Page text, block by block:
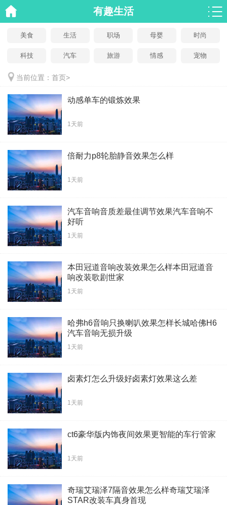
有趣生活
美食 生活 职场 母婴 时尚
科技 汽车 旅游 情感 宠物
当前位置： 首页>
动感单车的锻炼效果
1天前
倍耐力p8轮胎静音效果怎么样
1天前
汽车音响音质差最佳调节效果汽车音响不
好听
1天前
本田冠道音响改装效果怎么样本田冠道音
响改装歌剧世家
1天前
哈弗h6音响只换喇叭效果怎样长城哈佛H6
汽车音响无损升级
1天前
卤素灯怎么升级好卤素灯效果这么差
1天前
ct6豪华版内饰夜间效果更智能的车行管家
1天前
奇瑞艾瑞泽7隔音效果怎么样奇瑞艾瑞泽
STAR改装车真身首现